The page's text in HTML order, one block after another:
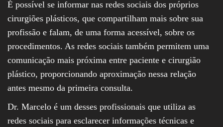
É possível se informar nas redes sociais dos próprios
cirurgiões plásticos, que compartilham mais sobre sua
profissão e falam, de uma forma acessível, sobre os
procedimentos. As redes sociais também permitem uma
comunicação mais próxima entre paciente e cirurgião
plástico, proporcionando aproximação nessa relação
antes mesmo da primeira consulta.
Dr. Marcelo é um desses profissionais que utiliza as
redes sociais para esclarecer informações técnicas e